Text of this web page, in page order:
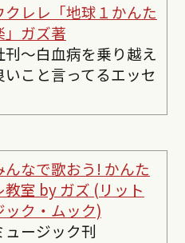
クレレ「地球１かんた
」ガズ著
刊〜白血病を乗り越え
いこと言ってるエッセ
んなで歌おう! かんた
教室 by ガズ (リット
ック・ムック)
ュージック刊